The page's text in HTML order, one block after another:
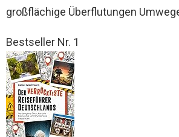
großflächige Überflutungen
Bestseller Nr. 1